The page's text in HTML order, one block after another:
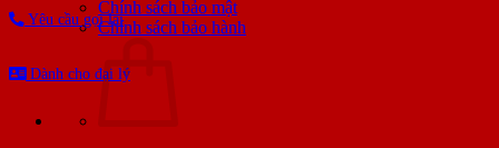
Chính sách bảo mật
Chính sách bảo hành
Yêu cầu gọi lại
Dành cho đại lý